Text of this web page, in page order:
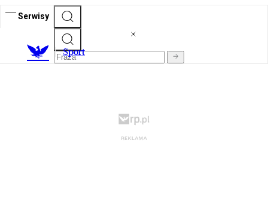
Serwisy
Sport